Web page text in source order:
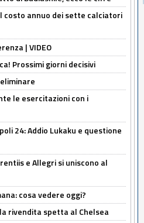
costo annuo dei sette calciatori
| VIDEO
Prossimi giorni decisivi
le esercitazioni con i
24: Addio Lukaku e questione
e Allegri si uniscono al
cosa vedere oggi?
rivendita spetta al Chelsea